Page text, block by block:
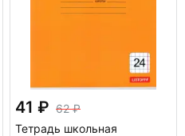
41
62
Тетрадь школьная